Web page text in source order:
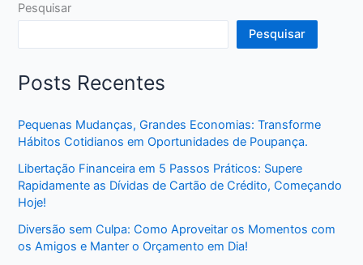
Pesquisar
Pesquisar
Posts Recentes
Pequenas Mudanças, Grandes Economias: Transforme
Hábitos Cotidianos em Oportunidades de Poupança.
Libertação Financeira em 5 Passos Práticos: Supere
Rapidamente as Dívidas de Cartão de Crédito, Começando
Hoje!
Diversão sem Culpa: Como Aproveitar os Momentos com
os Amigos e Manter o Orçamento em Dia!